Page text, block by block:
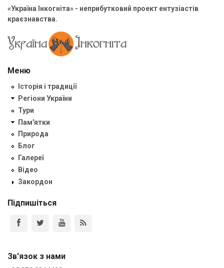
«Україна Інкогніта» - неприбутковий проект ентузіастів
краєзнавства.
Меню
Історія і традиції
Регіони України
Тури
Пам'ятки
Природа
Блог
Галереї
Відео
Закордон
Підпишіться
Зв'язок з нами